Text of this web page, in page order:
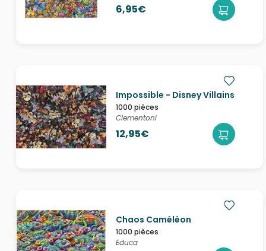
6,95€
Impossible - Disney Villains
1000 pièces
Clementoni
12,95€
Chaos Caméléon
1000 pièces
Educa